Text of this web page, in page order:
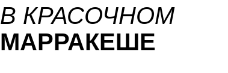
В КРАСОЧНОМ
МАРРАКЕШЕ